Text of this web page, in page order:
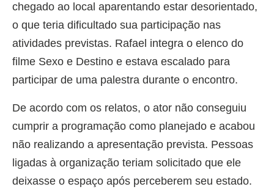
chegado ao local aparentando estar desorientado,
o que teria dificultado sua participação nas
atividades previstas. Rafael integra o elenco do
filme Sexo e Destino e estava escalado para
participar de uma palestra durante o encontro.
De acordo com os relatos, o ator não conseguiu
cumprir a programação como planejado e acabou
não realizando a apresentação prevista. Pessoas
ligadas à organização teriam solicitado que ele
deixasse o espaço após perceberem seu estado.